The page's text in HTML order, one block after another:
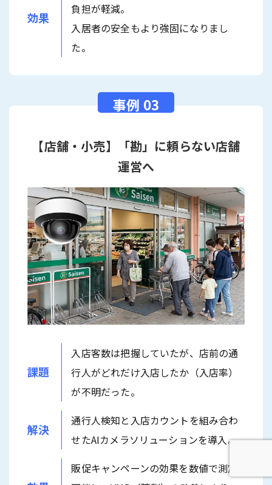
効果
負担が軽減。
入居者の安全もより強固になりまし
た。
【店舗・小売】「勘」に頼らない店舗
運営へ
課題
入店客数は把握していたが、店前の通
行人がどれだけ入店したか（入店率）
が不明だった。
解決
通行人検知と入店カウントを組み合わ
せたAIカメラソリューションを導入。
販促キャンペーンの効果を数値で測定